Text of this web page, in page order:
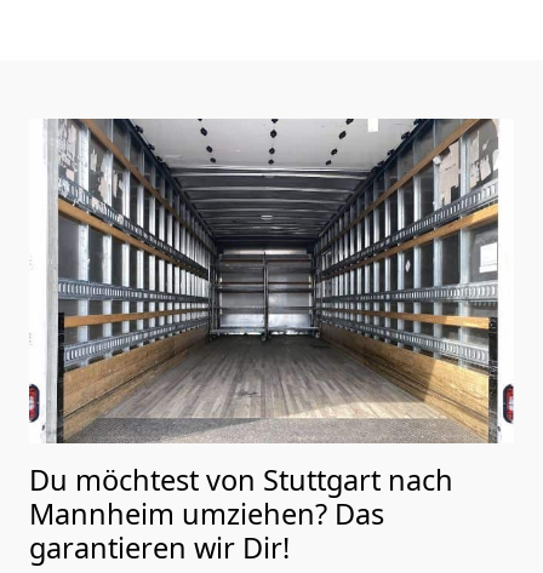
Du möchtest von Stuttgart nach
Mannheim umziehen? Das
garantieren wir Dir!